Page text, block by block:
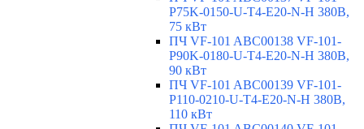
P75K-0150-U-T4-E20-N-H 380В,
75 кВт
ПЧ VF-101 ABC00138 VF-101-
P90K-0180-U-T4-E20-N-H 380В,
90 кВт
ПЧ VF-101 ABC00139 VF-101-
P110-0210-U-T4-E20-N-H 380В,
110 кВт